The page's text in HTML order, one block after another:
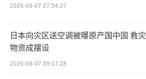
2026-08-07 07:54:37
日本向灾区送空调被曝原产国中国 救灾
物资成摆设
2026-08-07 09:17:28